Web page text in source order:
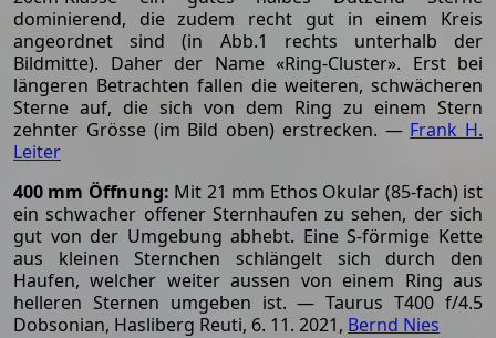
dominierend, die zudem recht gut in einem Kreis
angeordnet sind (in Abb.1 rechts unterhalb der
Bildmitte). Daher der Name «Ring-Cluster». Erst bei
längeren Betrachten fallen die weiteren, schwächeren
Sterne auf, die sich von dem Ring zu einem Stern
zehnter Grösse (im Bild oben) erstrecken. — Frank H.
Leiter
400 mm Öffnung: Mit 21 mm Ethos Okular (85-fach) ist
ein schwacher offener Sternhaufen zu sehen, der sich
gut von der Umgebung abhebt. Eine S-förmige Kette
aus kleinen Sternchen schlängelt sich durch den
Haufen, welcher weiter aussen von einem Ring aus
helleren Sternen umgeben ist. — Taurus T400 f/4.5
Dobsonian, Hasliberg Reuti, 6. 11. 2021, Bernd Nies